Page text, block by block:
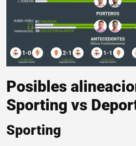
Posibles
Sporting vs
Sporting